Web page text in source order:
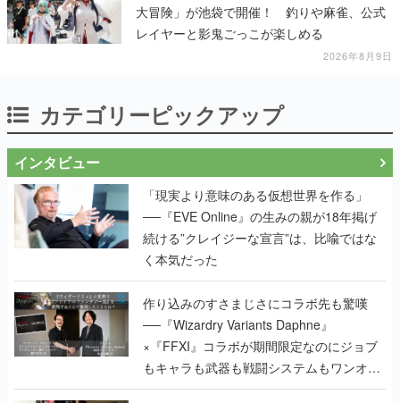
大冒険」が池袋で開催！ 釣りや麻雀、公式
レイヤーと影鬼ごっこが楽しめる
2026年8月9日
カテゴリーピックアップ
インタビュー
「現実より意味のある仮想世界を作る」
──『EVE Online』の生みの親が18年掲げ
続ける”クレイジーな宣言”は、比喩ではな
く本気だった
作り込みのすさまじさにコラボ先も驚嘆
──『Wizardry Variants Daphne』
×『FFXI』コラボが期間限定なのにジョブ
もキャラも武器も戦闘システムもワンオフ
で作り込まれた理由を両ディレクターに聞